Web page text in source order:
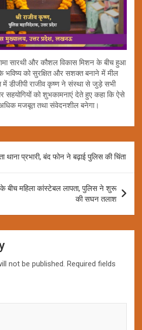
सारथी और कौशल विकास मिशन के बीच हुआ
भविष्य को सुरक्षित और सशक्त बनाने में मील
में डीजीपी राजीव कृष्ण ने संस्था से जुड़े सभी
सहयोगियों को शुभकामनाएं देते हुए कहा कि ऐसे
मजबूत तथा संवेदनशील बनेगा।
प्रभारी, बंद फोन ने बढ़ाई पुलिस की चिंता
बीच महिला कांस्टेबल लापता, पुलिस ने शुरू
की सघन तलाश
not be published. Required fields